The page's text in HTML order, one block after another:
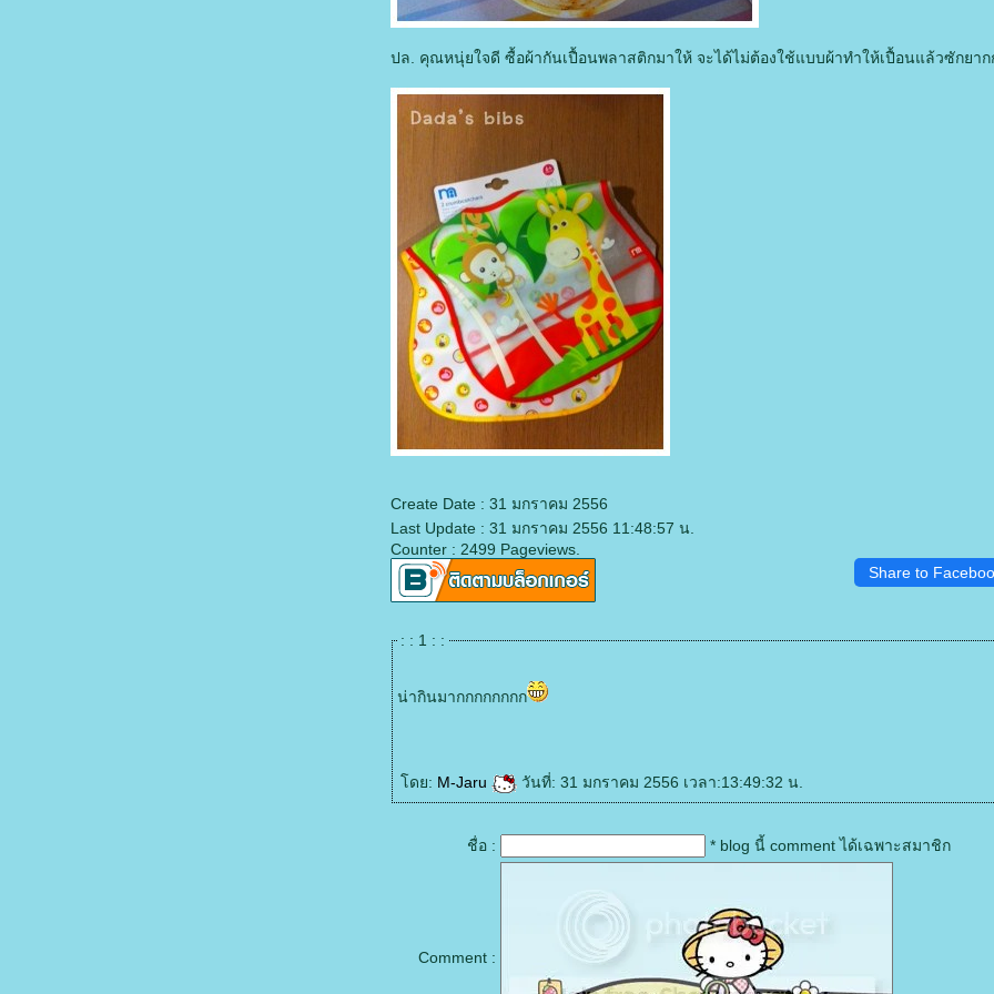
ปล. คุณหนุ่ยใจดี ซื้อผ้ากันเปื้อนพลาสติกมาให้ จะได้ไม่ต้องใช้แบบผ้าทำให้เปื้อนแล้วซักยาก
Create Date : 31 มกราคม 2556
Last Update : 31 มกราคม 2556 11:48:57 น.
Counter : 2499 Pageviews.
Share to
: : 1 : :
น่ากินมากกกกกกกก
ดย: M-Jaru วันที่: 31 มกราคม 2556 เวลา:13:49:32 น.
ชื่อ : * blog นี้ comment ได้เฉพาะสมาชิก
Comment :